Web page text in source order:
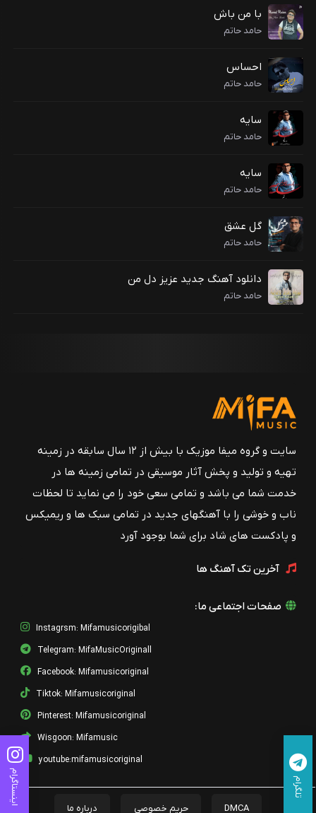
با من باش
حامد حاتم
احساس
حامد حاتم
سایه
حامد حاتم
سایه
حامد حاتم
گل عشق
حامد حاتم
دانلود آهنگ جدید عزیز دل من
حامد حاتم
سایت و گروه میفا موزیک با بیش از ۱۲ سال سابقه در زمینه
تهیه و تولید و پخش آثار موسیقی در تمامی زمینه ها در
خدمت شما می باشد و تمامی سعی خود را می نماید تا لحظات
ناب و خوشی را با آهنگهای جدید در تمامی سبک ها و ریمیکس
و پادکست های شاد برای شما بوجود آورد
آخرین تک آهنگ ها
صفحات اجتماعی ما:
Instagrsm: Mifamusicorigibal
Telegram: MifaMusicOriginall
Facebook: Mifamusicoriginal
Tiktok: Mifamusicoriginal
Pinterest: Mifamusicoriginal
Wisgoon: Mifamusic
youtube:mifamusicoriginal
DMCA حریم خصوصی درباره ما
اینستاگرام تلگرام